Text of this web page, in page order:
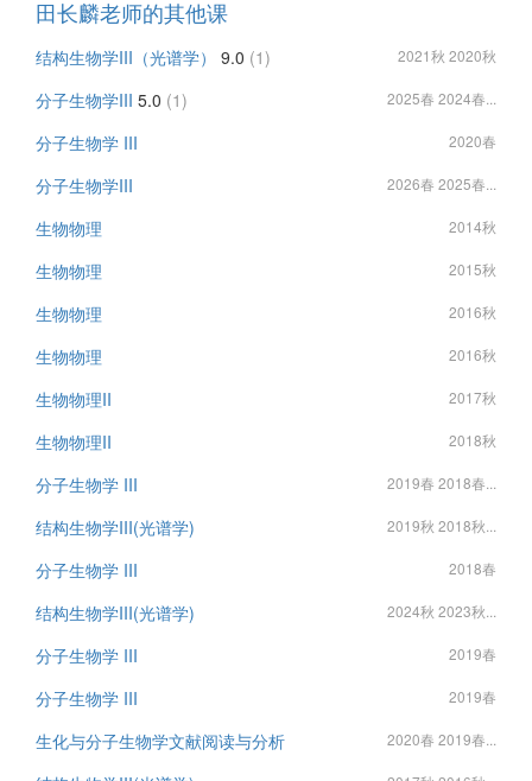
田长麟老师的其他课
结构生物学III（光谱学） 9.0 (1) 2021秋 2020秋
分子生物学III 5.0 (1) 2025春 2024春...
分子生物学 III 2020春
分子生物学III 2026春 2025春...
生物物理 2014秋
生物物理 2015秋
生物物理 2016秋
生物物理 2016秋
生物物理II 2017秋
生物物理II 2018秋
分子生物学 III 2019春 2018春...
结构生物学III(光谱学) 2019秋 2018秋...
分子生物学 III 2018春
结构生物学III(光谱学) 2024秋 2023秋...
分子生物学 III 2019春
分子生物学 III 2019春
生化与分子生物学文献阅读与分析 2020春 2019春...